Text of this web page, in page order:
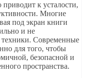
приводит к усталости,
Многие
под экран книги
и не
техники. Современные
для того, чтобы
безопасной и
пространства.